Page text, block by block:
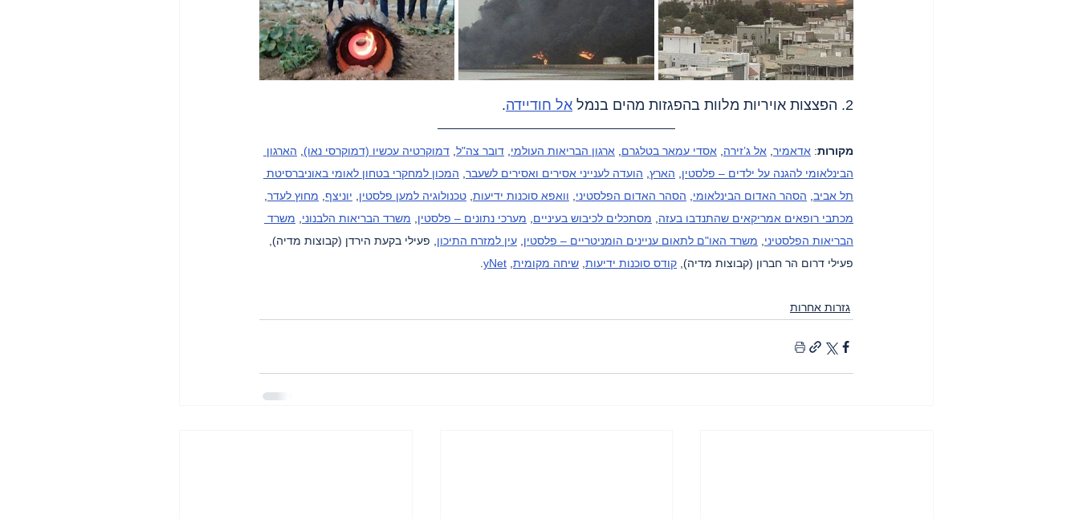
2. הפצצות אויריות מלוות בהפגזות מהים בנמל אל חודיידה.
מקורות: אדאמיר, אל ג’זירה, אסדי עמאר בטלגרם, ארגון הבריאות העולמי, דובר צה"ל, דמוקרטיה עכשיו (דמוקרסי נאו), הארגון
הבינלאומי להגנה על ילדים – פלסטין, הארץ, הועדה לענייני אסירים ואסירים לשעבר, המכון למחקרי בטחון לאומי באוניברסיטת
תל אביב, הסהר האדום הבינלאומי, הסהר האדום הפלסטיני, וואפא סוכנות ידיעות, טכנולוגיה למען פלסטין, יוניצף, מחוץ לעדר,
מכתבי רופאים אמריקאים שהתנדבו בעזה, מסתכלים לכיבוש בעיניים, מערכי נתונים – פלסטין, משרד הבריאות הלבנוני, משרד
הבריאות הפלסטיני, משרד האו"ם לתאום עניינים הומניטריים – פלסטין, עין למזרח התיכון, פעילי בקעת הירדן (קבוצות מדיה),
פעילי דרום הר חברון (קבוצות מדיה), קודס סוכנות ידיעות, שיחה מקומית,
yNet
.
גזרות אחרות